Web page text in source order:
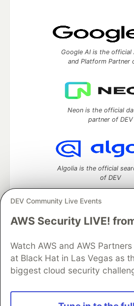
DEV Community Live Events
AWS Security LIVE!
Watch AWS and AWS
at Black Hat in Las Vegas as
biggest cloud security
Google AI is the official
and Platform Partner
Neon is the official
partner of DEV
Algolia is the official
of DEV
DEV Community— A space to
Home
DEV Challenges
DEV Education Tracks
DEV Help
Organization Accounts
DEV
Free Postgres Database